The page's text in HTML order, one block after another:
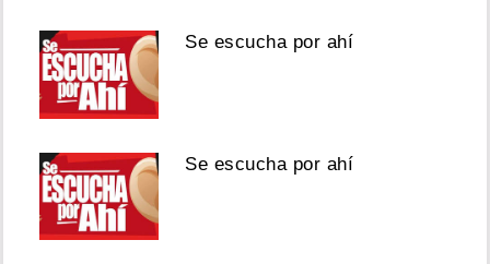
Se escucha por ahí
Se escucha por ahí